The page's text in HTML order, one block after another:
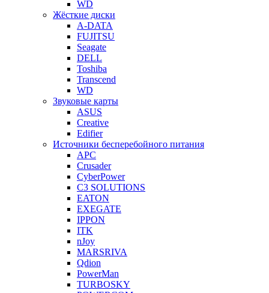
WD
Жёсткие диски
A-DATA
FUJITSU
Seagate
DELL
Toshiba
Transcend
WD
Звуковые карты
ASUS
Creative
Edifier
Источники бесперебойного питания
APC
Crusader
CyberPower
C3 SOLUTIONS
EATON
EXEGATE
IPPON
ITK
nJoy
MARSRIVA
Qdion
PowerMan
TURBOSKY